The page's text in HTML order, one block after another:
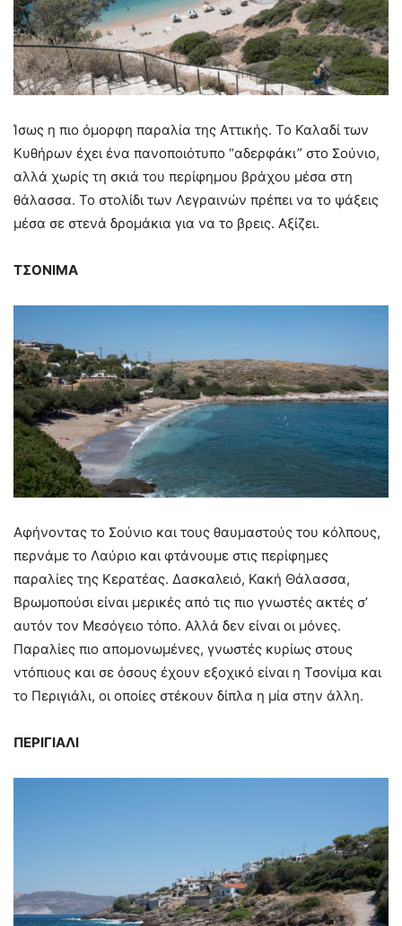
Ίσως η πιο όμορφη παραλία της Αττικής. Το Καλαδί των
Κυθήρων έχει ένα πανοποιότυπο “αδερφάκι” στο Σούνιο,
αλλά χωρίς τη σκιά του περίφημου βράχου μέσα στη
θάλασσα. Το στολίδι των Λεγραινών πρέπει να το ψάξεις
μέσα σε στενά δρομάκια για να το βρεις. Αξίζει.
ΤΣΟΝΙΜΑ
Αφήνοντας το Σούνιο και τους θαυμαστούς του κόλπους,
περνάμε το Λαύριο και φτάνουμε στις περίφημες
παραλίες της Κερατέας. Δασκαλειό, Κακή Θάλασσα,
Βρωμοπούσι είναι μερικές από τις πιο γνωστές ακτές σ’
αυτόν τον Μεσόγειο τόπο. Αλλά δεν είναι οι μόνες.
Παραλίες πιο απομονωμένες, γνωστές κυρίως στους
ντόπιους και σε όσους έχουν εξοχικό είναι η Τσονίμα και
το Περιγιάλι, οι οποίες στέκουν δίπλα η μία στην άλλη.
ΠΕΡΙΓΙΑΛΙ